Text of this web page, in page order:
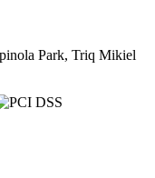
Park, Triq Mikiel